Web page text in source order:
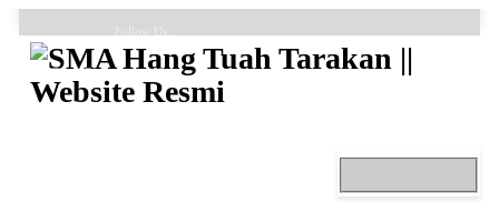
FAQ Contacts About